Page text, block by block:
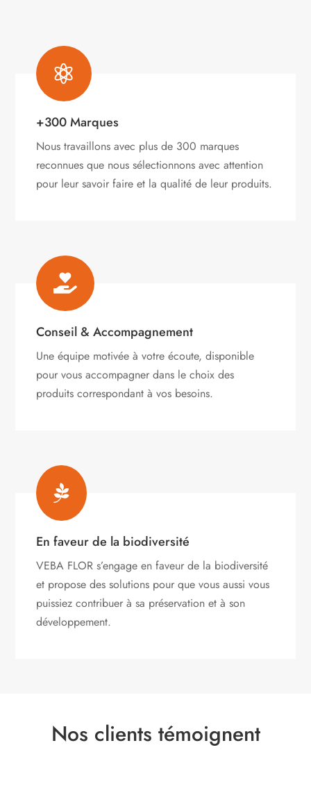

+300 Marques
Nous travaillons avec plus de 300 marques
reconnues que nous sélectionnons avec attention
pour leur savoir faire et la qualité de leur produits.

Conseil & Accompagnement
Une équipe motivée à votre écoute, disponible
pour vous accompagner dans le choix des
produits correspondant à vos besoins.

En faveur de la biodiversité
VEBA FLOR s’engageen faveur de la biodiversité
et propose des solutions pour que vous aussi vous
puissiez contribuer à sa préservation et à son
développement.
Nos clients témoignent